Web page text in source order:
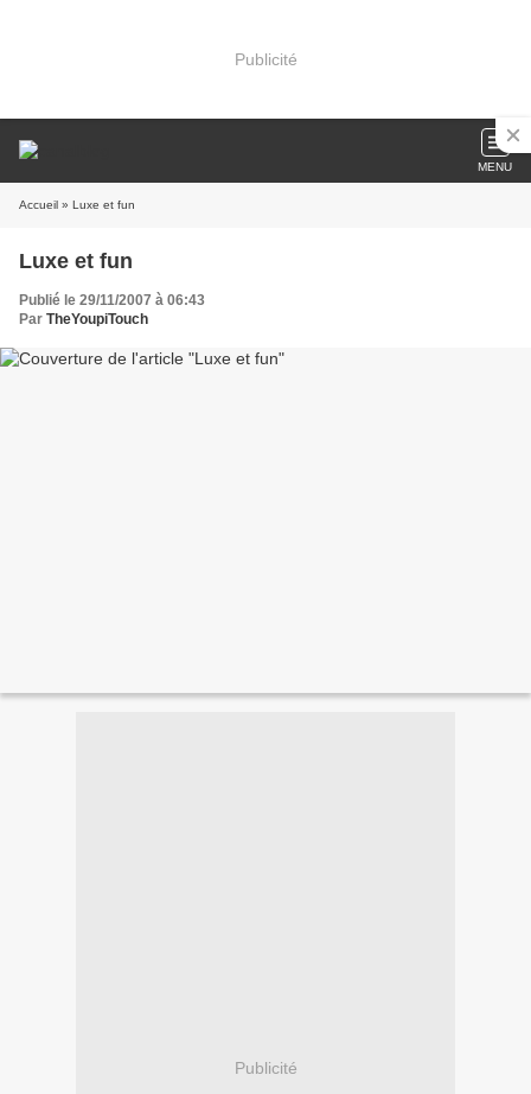
Publicité
MENU
Accueil » Luxe et fun
Luxe et fun
Publié le 29/11/2007 à 06:43
Par TheYoupiTouch
Publicité